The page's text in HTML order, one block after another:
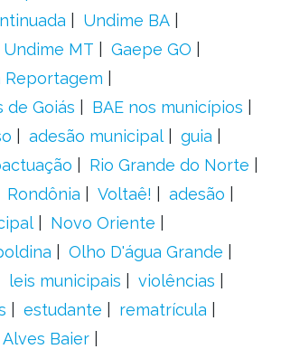
Undime BA
Undime MT
Gaepe GO
Reportagem
de Goiás
BAE nos municípios
adesão municipal
guia
Rio Grande do Norte
Rondônia Voltaê!
adesão
Novo Oriente
Olho D'água Grande
leis municipais
violências
estudante
rematrícula
Alves Baier